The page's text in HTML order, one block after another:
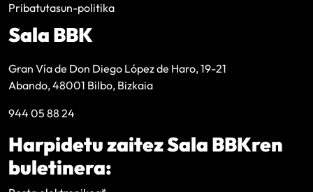
Pribatutasun-politika
Sala BBK
Gran Vía de Don Diego López de Haro, 19-21
Abando, 48001 Bilbo, Bizkaia
944 05 88 24
Harpidetu zaitez Sala BBKren
buletinera: